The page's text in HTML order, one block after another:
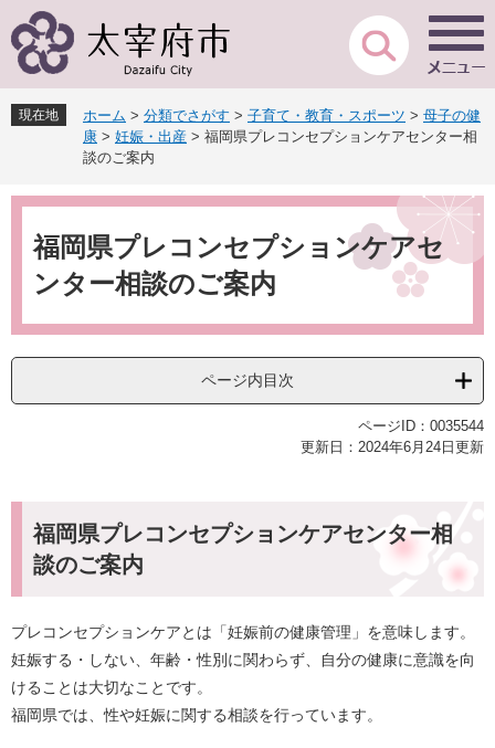
ー
先
頭
。
ニ
を
飛
て
現在地 ホーム > 分類でさがす > 子育て・教育・スポーツ > 母子の健
康 > 妊娠・出産 > 福岡県プレコンセプションケアセンター相
談のご案内
本
福岡県プレコンセプションケアセ
ンター相談のご案内
ページ内目次
ページID：0035544
更新日：2024年6月24日更新
福岡県プレコンセプションケアセンター相
談のご案内
プレコンセプションケアとは「妊娠前の健康管理」を意味します。
妊娠する・しない、年齢・性別に関わらず、自分の健康に意識を向
けることは大切なことです。
福岡県では、性や妊娠に関する相談を行っています。